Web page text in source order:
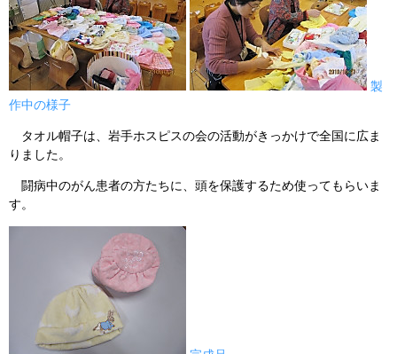
製
作中の様子
タオル帽子は、岩手ホスピスの会の活動がきっかけで全国に広ま
りました。
闘病中のがん患者の方たちに、頭を保護するため使ってもらいま
す。